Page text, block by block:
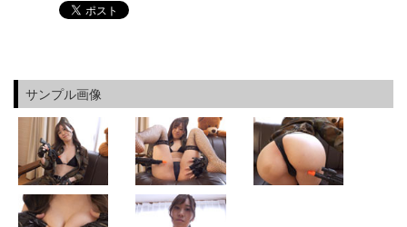
サンプル画像